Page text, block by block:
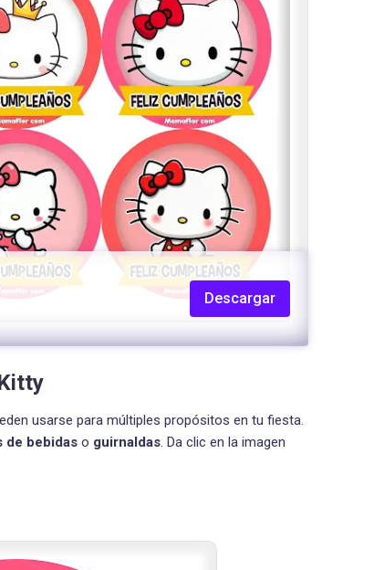
Descargar
usarse para múltiples propósitos en tu fiesta.
de bebidas o guirnaldas . Da clic en la imagen